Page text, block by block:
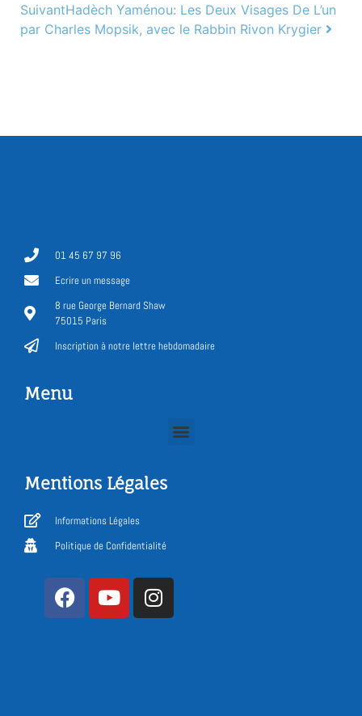
SuivantHadèch Yaménou: Les Deux Visages De L’un
par Charles Mopsik, avec le Rabbin Rivon Krygier
01 45 67 97 96
Ecrire un message
8 rue George Bernard Shaw
75015 Paris
Inscription à notre lettre hebdomadaire
Menu
Mentions Légales
Informations Légales
Politique de Confidentialité